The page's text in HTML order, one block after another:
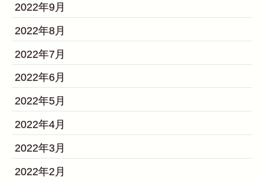
2022年9月
2022年8月
2022年7月
2022年6月
2022年5月
2022年4月
2022年3月
2022年2月